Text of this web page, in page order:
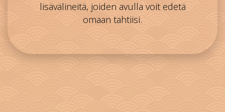
lisävälineitä, joiden avulla voit edetä
omaan tahtiisi.